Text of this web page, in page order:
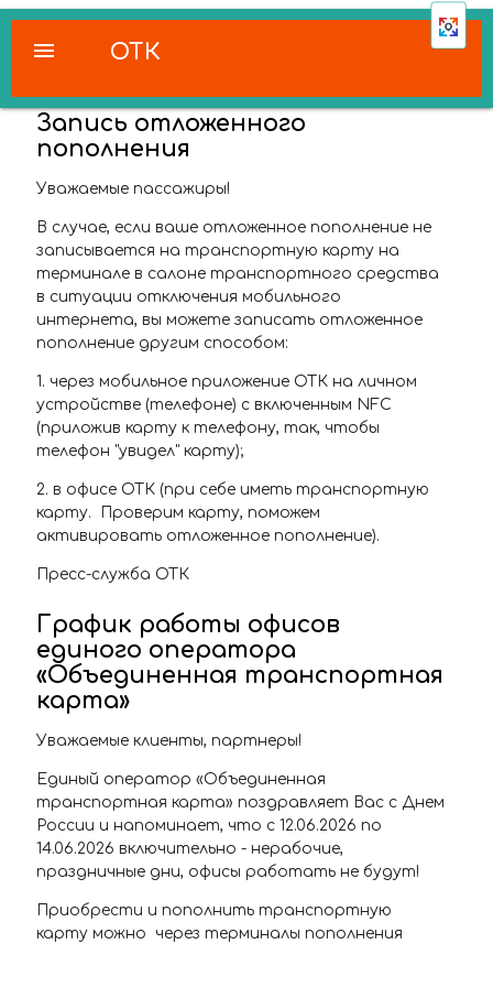
ОТК
menu
Запись отложенного
пополнения
Уважаемые пассажиры!
В случае, если ваше отложенное пополнение не
записывается на транспортную карту на
терминале в салоне транспортного средства
в ситуации отключения мобильного
интернета, вы можете записать отложенное
пополнение другим способом:
1. через мобильное приложение ОТК на личном
устройстве (телефоне) с включенным NFC
(приложив карту к телефону, так, чтобы
телефон "увидел" карту);
2. в офисе ОТК (при себе иметь транспортную
карту. Проверим карту, поможем
активировать отложенное пополнение).
Пресс-служба ОТК
График работы офисов
единого оператора
«Объединенная транспортная
карта»
Уважаемые клиенты, партнеры!
Единый оператор «Объединенная
транспортная карта» поздравляет Вас с Днем
России и напоминает, что с 12.06.2026 по
14.06.2026 включительно - нерабочие,
праздничные дни, офисы работать не будут!
Приобрести и пополнить транспортную
карту можно через терминалы пополнения